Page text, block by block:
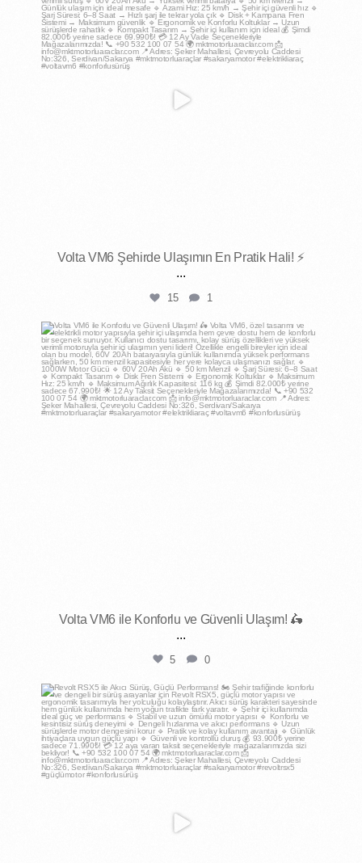
Volta VM6 Şehirde Ulaşımın En Pratik Hali! ⚡
...
15 1
mktmotorluaraclar
Mar 26
Volta VM6 ile Konforlu ve Güvenli Ulaşım! 🛵
...
5 0
mktmotorluaraclar
Mar 25